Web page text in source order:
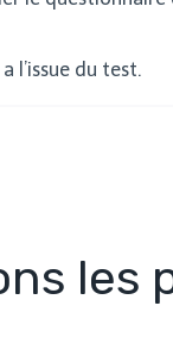
l’issue du test.
les